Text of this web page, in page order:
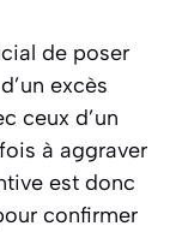
de poser
excès
ceux d’un
à aggraver
est donc
confirmer